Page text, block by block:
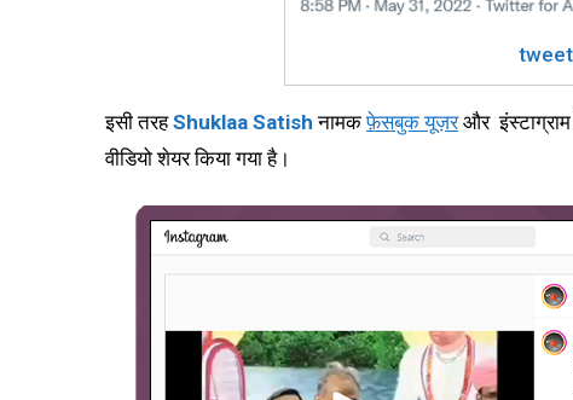
इसी तरहShuklaa Satish नामकफ़ेसबुक यूज़रऔर
वीडियो शेयर किया गया है।